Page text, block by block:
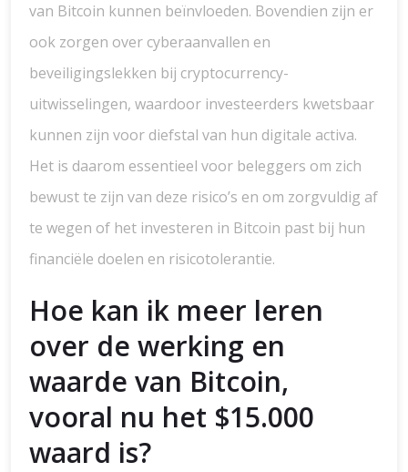
van Bitcoin kunnen beïnvloeden. Bovendien zijn er
ook zorgen over cyberaanvallen en
beveiligingslekken bij cryptocurrency-
uitwisselingen, waardoor investeerders kwetsbaar
kunnen zijn voor diefstal van hun digitale activa.
Het is daarom essentieel voor beleggers om zich
bewust te zijn van deze risico’s en om zorgvuldig af
te wegen of het investeren in Bitcoin past bij hun
financiële doelen en risicotolerantie.
Hoe kan ik meer leren
over de werking en
waarde van Bitcoin,
vooral nu het $15.000
waard is?